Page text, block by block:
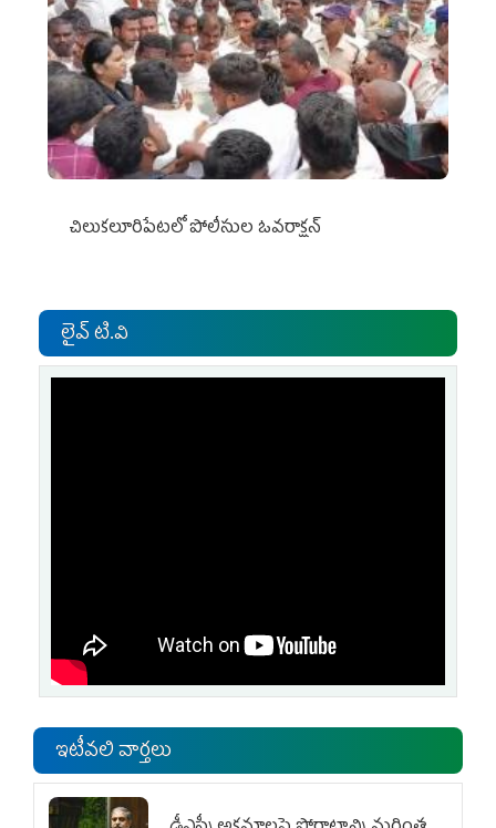
చిలుక‌లూరిపేట‌లో పోలీసుల ఓవ‌రాక్ష‌న్‌
లైవ్ టి.వి
ఇటీవలి వార్తలు